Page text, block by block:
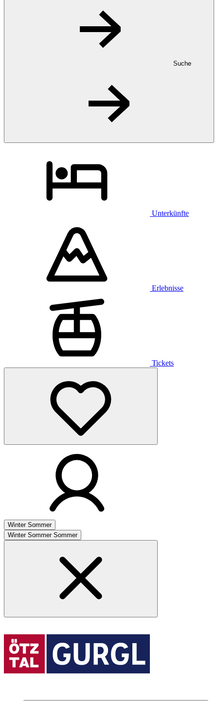
Suche
Unterkünfte
Erlebnisse
Tickets
Winter Sommer
Winter Sommer Sommer